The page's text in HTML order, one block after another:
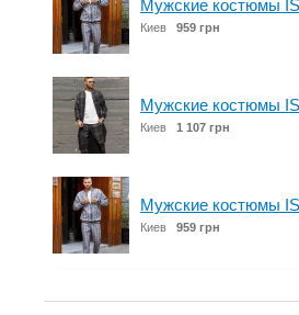
Мужские костюмы
Киев 959 грн
Мужские костюмы
Киев 1 107 грн
Мужские костюмы
Киев 959 грн